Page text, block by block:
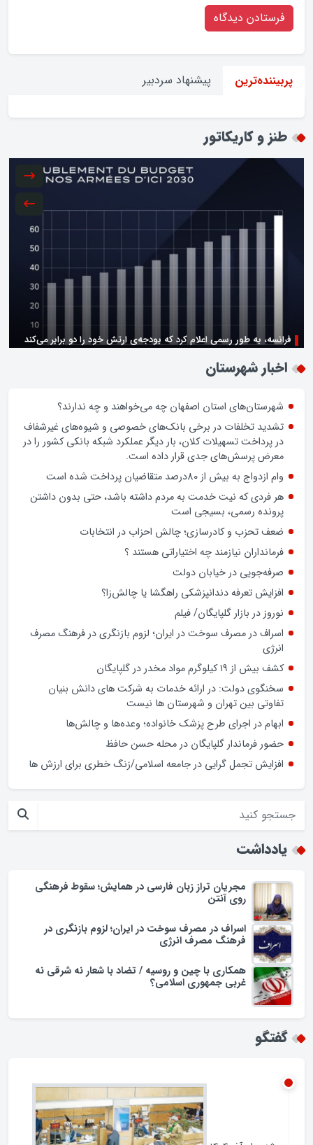
پربیننده‌ترین پیشنهاد سردبیر
طنز و کاریکاتور
فرانسه، به طور رسمی اعلام کرد که بودجه‌ی ارتش خود را دو برابر می‌کند
زن اگر خوب باشه یه زندگی حالش خوبه/روز زن مبارک
اخبار شهرستان
شهرستان‌های استان اصفهان چه می‌خواهند و چه ندارند؟
تشدید تخلفات در برخی بانک‌های خصوصی و شیوه‌های غیرشفاف
در پرداخت تسهیلات کلان، بار دیگر عملکرد شبکه بانکی کشور را در
معرض پرسش‌های جدی قرار داده است.
وام ازدواج به بیش از 80درصد متقاضیان پرداخت شده است
هر فردی که نیت خدمت به مردم داشته باشد، حتی بدون داشتن
پرونده رسمی، بسیجی است
ضعف تحزب و کادرسازی؛ چالش احزاب در انتخابات
فرمانداران نیازمند چه اختیاراتی هستند ؟
صرفه‌جویی در خیابان دولت
افزایش تعرفه دندانپزشکی راهگشا یا چالش‌زا؟
نوروز در بازار گلپایگان/ فیلم
اسراف در مصرف سوخت در ایران؛ لزوم بازنگری در فرهنگ مصرف
انرژی
کشف بیش از ۱۹ کیلوگرم مواد مخدر در گلپایگان
سخنگوی دولت: در ارائه خدمات به شرکت های دانش بنیان
تفاوتی بین تهران و شهرستان ها نیست
افزایش تجمل گرایی در جامعه اسلامی/زنگ خطری برای ارزش ها
یادداشت
مجریان تراز زبان فارسی در همایش؛ سقوط فرهنگی
اسراف در مصرف سوخت در ایران؛ لزوم بازنگری در